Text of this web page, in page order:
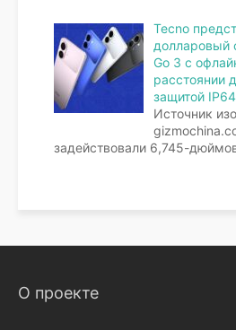
Tecno
долларовый
Go 3 с
расстоянии
защитой IP64
Источник
задействовали 6,745-
О проекте